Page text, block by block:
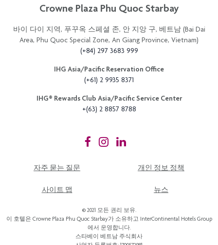
Crowne Plaza Phu Quoc Starbay
바이 다이 지역, 푸꾸옥 스페셜 존, 안 지앙 구, 베트남 (Bai Dai
Area, Phu Quoc Special Zone, An Giang Province, Vietnam)
(+84) 297 3683 999
IHG Asia/Pacific Reservation Office
(+61) 2 9935 8371
IHG®️ Rewards Club Asia/Pacific Service Center
+(63) 2 8857 8788
자주 묻는 질문 개인 정보 정책
사이트 맵 뉴스
© 2021 모든 권리 보유.
이 호텔은 Crowne Plaza Phu Quoc Starbay가 소유하고 InterContinental Hotels Group
에서 운영합니다.
스타베이 베트남 주식회사